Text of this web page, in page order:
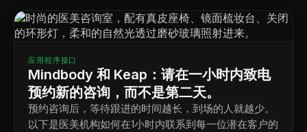
应用程序接口
Mindbody 和 Keap：请在一小时内致电
预约新的咨询，而不是第二天。
预约咨询后，等待跟进的时间越长，到场的人就越少。
以下是医美机构如何在1小时内联系到每一位潜在客户的